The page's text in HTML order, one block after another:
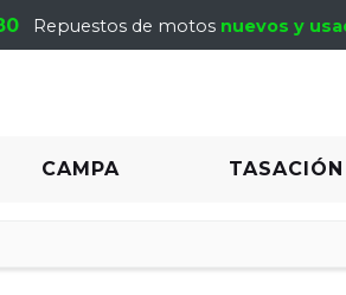
Repuestos de motos nuevos y
CAMPA TASACIÓN